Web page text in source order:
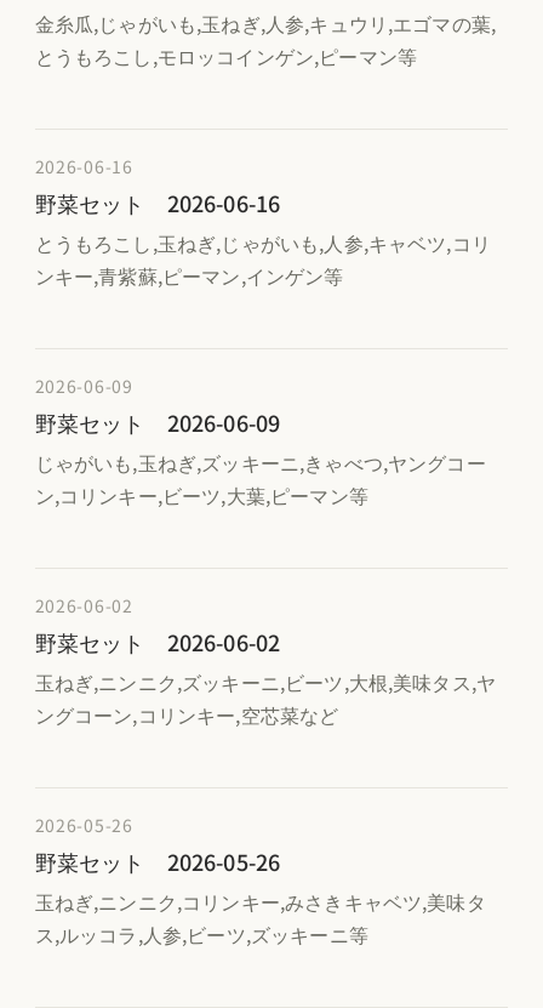
金糸瓜,じゃがいも,玉ねぎ,人参,キュウリ,エゴマの葉,
とうもろこし,モロッコインゲン,ピーマン等
2026-06-16
野菜セット 2026-06-16
とうもろこし,玉ねぎ,じゃがいも,人参,キャベツ,コリ
ンキー,青紫蘇,ピーマン,インゲン等
2026-06-09
野菜セット 2026-06-09
じゃがいも,玉ねぎ,ズッキーニ,きゃべつ,ヤングコー
ン,コリンキー,ビーツ,大葉,ピーマン等
2026-06-02
野菜セット 2026-06-02
玉ねぎ,ニンニク,ズッキーニ,ビーツ,大根,美味タス,ヤ
ングコーン,コリンキー,空芯菜など
2026-05-26
野菜セット 2026-05-26
玉ねぎ,ニンニク,コリンキー,みさきキャベツ,美味タ
ス,ルッコラ,人参,ビーツ,ズッキーニ等